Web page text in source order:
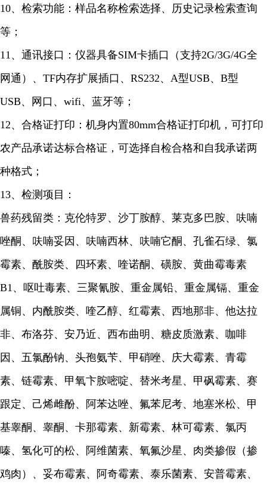
10、检索功能：样品名称检索选择、历史记录检索查询
等；
11、通讯接口：仪器具备SIM卡插口（支持2G/3G/4G全
网通）、TF内存扩展插口、RS232、A型USB、B型
USB、网口、wifi、蓝牙等；
12、合格证打印：机身内置80mm合格证打印机，可打印
农产品承诺达标合格证，可选择自检合格和自我承诺两
种格式；
13、 检测项目：
兽药残留类：克伦特罗、沙丁胺醇、莱克多巴胺、呋喃
唑酮、呋喃妥因、呋喃西林、呋喃它酮、孔雀石绿、氯
霉素、酰胺类、四环素、喹诺酮、磺胺、黄曲霉毒素
B1、呕吐毒素、三聚氰胺、重金属铅、重金属镉、重金
属铜、内酰胺类、喹乙醇、红霉素、西地那非、他达拉
非、布洛芬、安乃近、西布曲明、糖皮质激素、咖啡
因、五氯酚钠、头孢氨苄、甲硝唑、庆大霉素、青霉
素、链霉素、甲氧卞胺嘧啶、替米考星、甲砜霉素、赛
跟定、己烯雌酚、阿苯达唑、氟苯尼考、地塞米松、甲
基睾酮、睾酮、卡那霉素、新霉素、林可霉素、氯丙
嗪、氢化可的松、阿维菌素、氧氟沙星、肉类掺假（掺
鸡肉）、妥布霉素、阿奇霉素、泰乐菌素、安普霉素、